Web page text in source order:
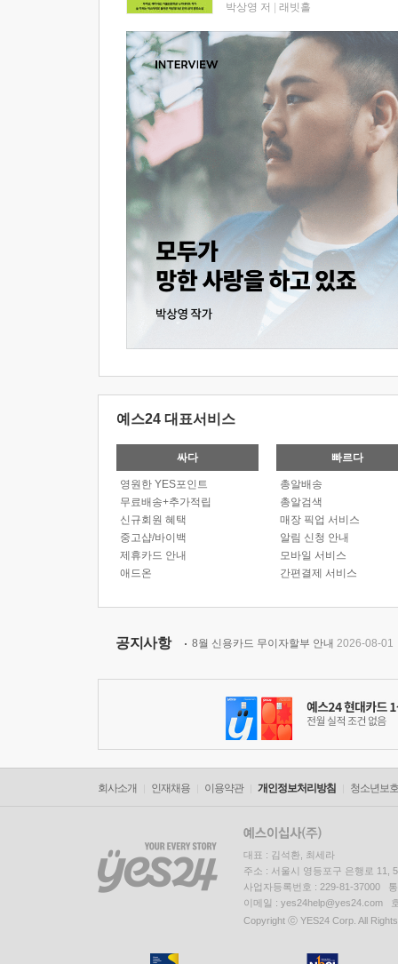
박상영 저 래빗홀
예스24 대표서비스
싸다
영원한 YES포인트
무료배송+추가적립
신규회원 혜택
중고샵/바이백
제휴카드 안내
애드온
빠르다
총알배송
총알검색
매장 픽업 서비스
알림 신청 안내
모바일 서비스
간편결제 서비스
공지사항 8월 신용카드 무이자할부 안내 2026-08-01
회사소개 인재채용 이용약관 개인정보처리방침 청소년보
대표 : 김석환, 최세라
주소 : 서울시 영등포구 은행로 11,
사업자등록번호 : 229-81-37000
이메일 : yes24help@yes24.com
Copyright ⓒ YES24 Corp. All